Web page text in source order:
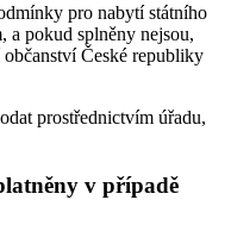
pro nabytí státního
a pokud splněny nejsou,
České republiky
prostřednictvím úřadu,
v případě